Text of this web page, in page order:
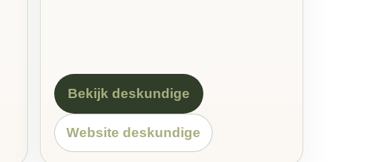
Bekijk deskundige
Website deskundige